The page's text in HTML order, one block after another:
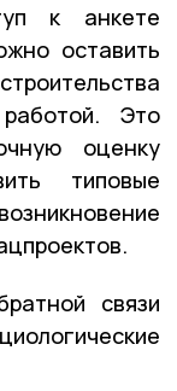
к анкете
оставить
Это
оценку
типовые
связи